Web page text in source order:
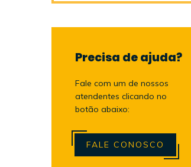
Precisa de ajuda?
Fale com um de nossos
atendentes clicando no
botão abaixo:
FALE CONOSCO